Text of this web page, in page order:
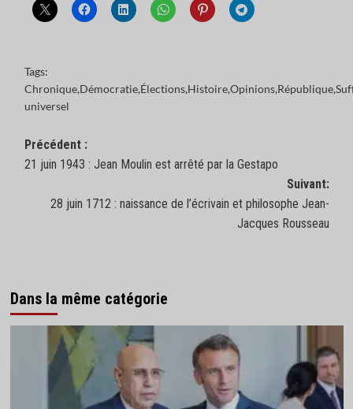
Tags:
Chronique,Démocratie,Élections,Histoire,Opinions,République,
universel
Navigation
d’article
Précédent :
21 juin 1943 : Jean Moulin est arrêté par la Gestapo
Suivant:
28 juin 1712 : naissance de l’écrivain et philosophe Jean-
Jacques Rousseau
Dans la même catégorie